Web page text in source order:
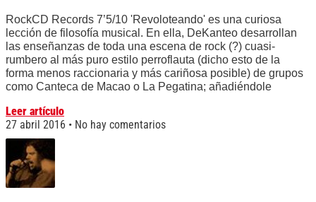
RockCD Records 7’5/10 'Revoloteando' es una curiosa
lección de filosofía musical. En ella, DeKanteo desarrollan
las enseñanzas de toda una escena de rock (?) cuasi-
rumbero al más puro estilo perroflauta (dicho esto de la
forma menos raccionaria y más cariñosa posible) de grupos
como Canteca de Macao o La Pegatina; añadiéndole
Leer artículo
27 abril 2016
No hay comentarios